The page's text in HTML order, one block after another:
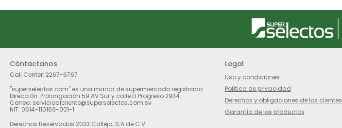
Cóntactanos
Call Center: 2267-6767
"superselectos.com" es una marca de supermercado registrado.
Dirección: Prolongación 59 AV Sur y calle El Progreso 2934.
Correo: servicioalcliente@superselectos.com.sv
NIT: 0614-110169-001-1
Derechos Reservados 2023 Calleja, S.A de C.V.
Legal
Uso y condiciones
Política de privacidad
Derechos y obligaciones de los clientes
Garantía de los productos